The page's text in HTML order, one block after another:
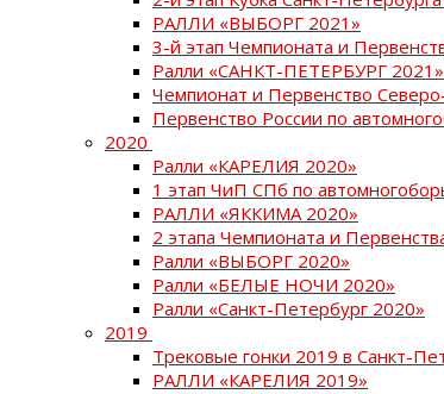
РАЛЛИ «ВЫБОРГ 2021»
3-й этап Чемпионата и
Ралли «САНКТ-ПЕТЕРБУРГ 2021»
Чемпионат и Первенство
Первенство России по
2020
Ралли «КАРЕЛИЯ 2020»
1 этап ЧиП СПб по
РАЛЛИ «ЯККИМА 2020»
2 этапа Чемпионата и
Ралли «ВЫБОРГ 2020»
Ралли «БЕЛЫЕ НОЧИ 2020»
Ралли «Санкт-Петербург 2020»
2019
Трековые гонки 2019 в Санкт-
РАЛЛИ «КАРЕЛИЯ 2019»